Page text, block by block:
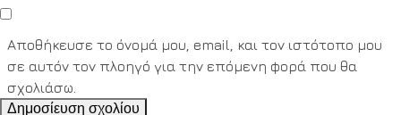
Αποθήκευσε το όνομά μου, email, και τον ιστότοπο μου
σε αυτόν τον πλοηγό για την επόμενη φορά που θα
σχολιάσω.